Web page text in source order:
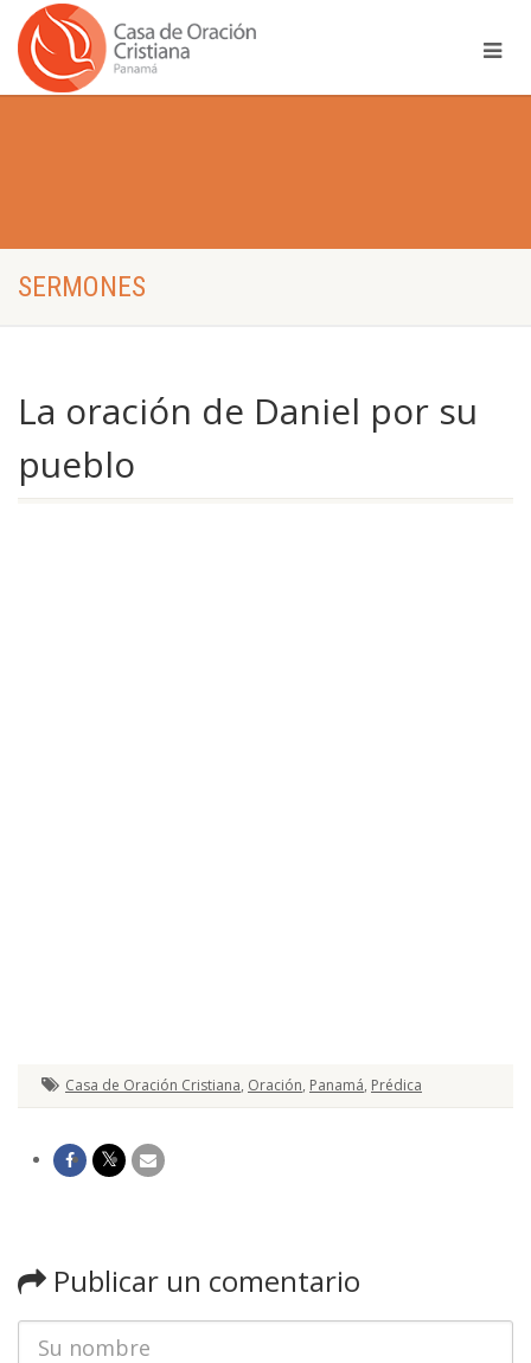
SERMONES
La oración de Daniel por su
pueblo
Casa de Oración Cristiana, Oración, Panamá, Prédica
Publicar un comentario